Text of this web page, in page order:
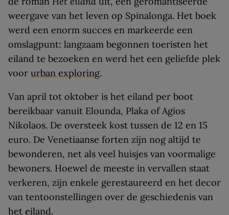
weergave van het leven op Spinalonga. Het boek
werd een enorm succes en markeerde een
omslagpunt: langzaam begonnen toeristen het
eiland te bezoeken en werd het een geliefde plek
voor urban exploring.
Van april tot oktober is het eiland per boot
bereikbaar vanuit Elounda, Plaka of Agios
Nikolaos. De oversteek kost tussen de 12 en 15
euro. De Venetiaanse forten zijn nog altijd te
bewonderen, net als veel huisjes van voormalige
bewoners. Hoewel de meeste in vervallen staat
verkeren, zijn enkele gerestaureerd en het decor
van tentoonstellingen over de geschiedenis van
het eiland.